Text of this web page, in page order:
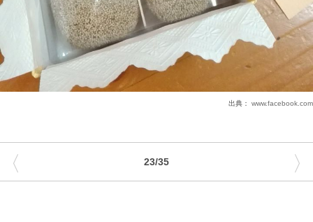
出典： www.facebook.com
23/35
〈 〉